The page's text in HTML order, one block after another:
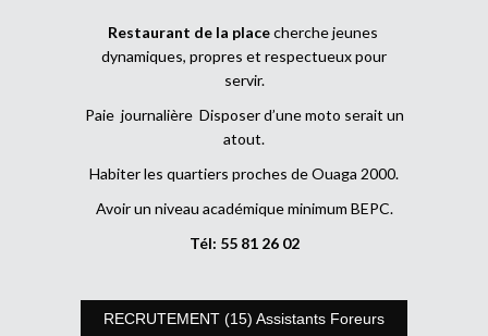
Restaurant de la placecherche jeunes
dynamiques, propres et respectueux pour
servir.
Paie journalière Disposer d’une moto serait un
atout.
Habiter les quartiers proches de Ouaga 2000.
Avoir un niveau académique minimum BEPC.
Tél: 55 81 26 02
RECRUTEMENT (15) Assistants Foreurs